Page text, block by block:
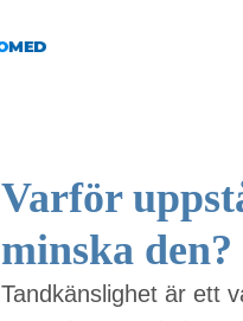
Varför
minska den?
Tandkänslighet är ett